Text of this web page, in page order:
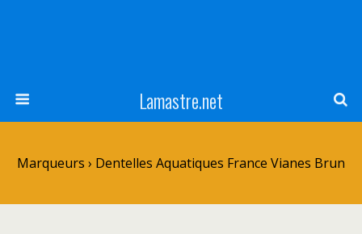
Lamastre.net
Marqueurs › Dentelles Aquatiques France Vianes Brun